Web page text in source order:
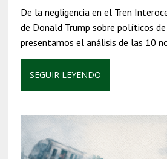
De la negligencia en el Tren
de Donald Trump sobre políticos de
presentamos el análisis de las 10
SEGUIR LEYENDO